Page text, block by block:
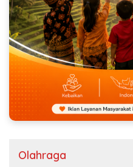
Olahraga